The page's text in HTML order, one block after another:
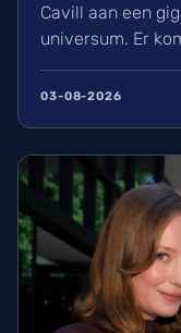
Cavill aan een
universum. Er
van Mike
releasedatum
03-08-2026